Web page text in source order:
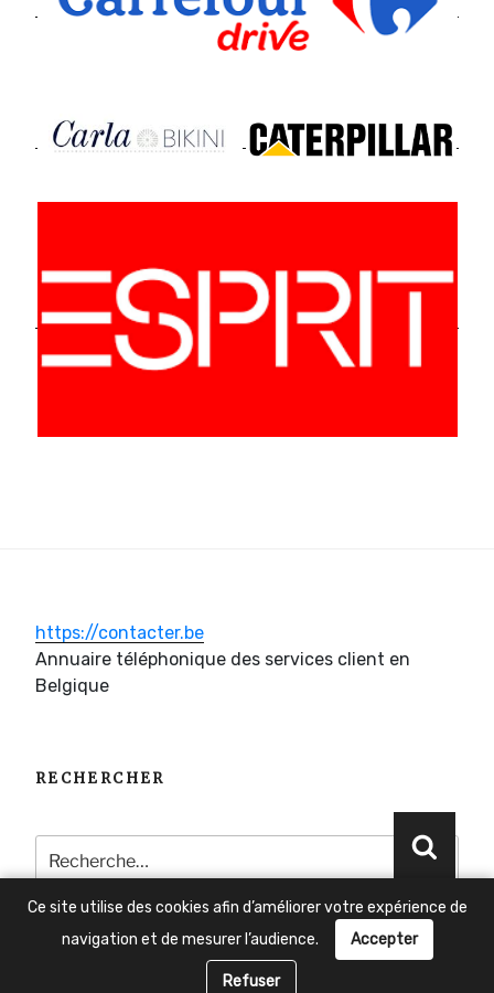
https://contacter.be
Annuaire téléphonique des services client en
Belgique
RECHERCHER
pour
:
Ce site utilise des cookies afin d’améliorer votre expérience de
navigation et de mesurer l’audience.
Accepter
Refuser